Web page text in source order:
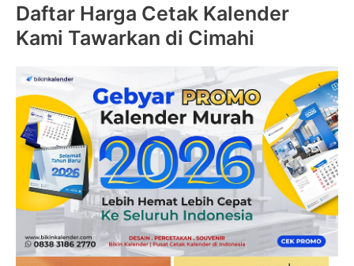
Daftar Harga Cetak Kalender
Kami Tawarkan di Cimahi